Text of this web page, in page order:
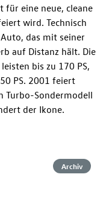
für eine neue, cleane
wird. Technisch
das mit seiner
auf Distanz hält. Die
bis zu 170 PS,
PS. 2001 feiert
Turbo-Sondermodell
der Ikone.
Archiv